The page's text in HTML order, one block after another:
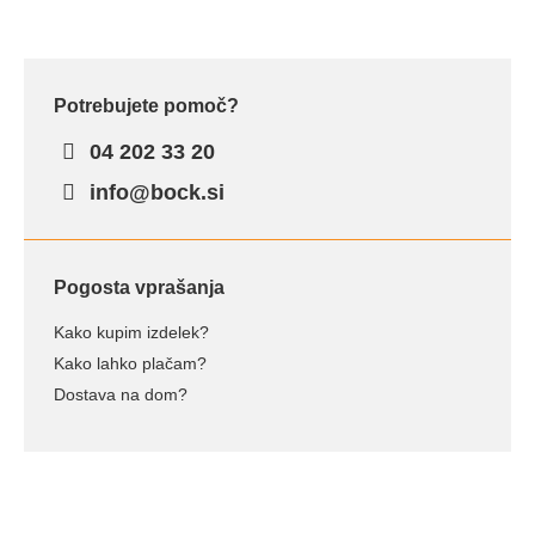
Potrebujete pomoč?
04 202 33 20
info@bock.si
Pogosta vprašanja
Kako kupim izdelek?
Kako lahko plačam?
Dostava na dom?